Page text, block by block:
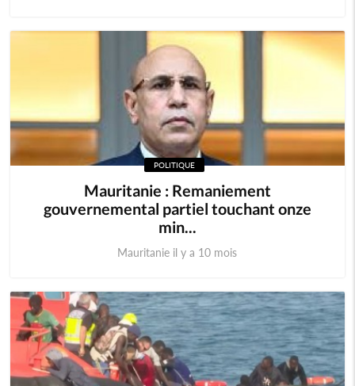
POLITIQUE
Mauritanie : Remaniement
gouvernemental partiel touchant onze
min...
Mauritanie il y a 10 mois